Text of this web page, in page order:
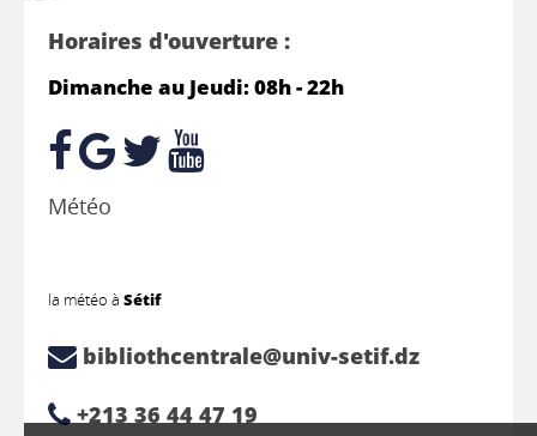
Horaires d'ouverture :
Dimanche au Jeudi: 08h - 22h
Météo
la météo à Sétif
bibliothcentrale@univ-setif.dz
+213 36 44 47 19